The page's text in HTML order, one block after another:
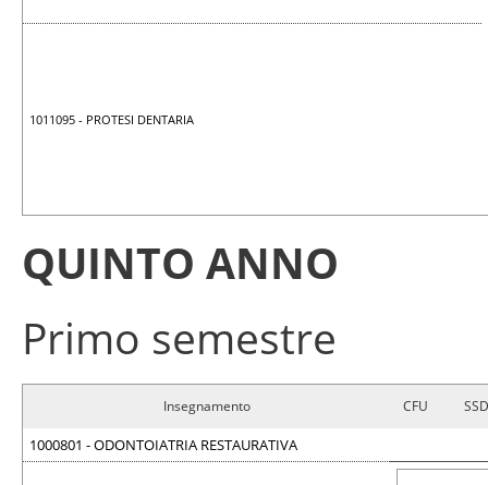
1011095 - PROTESI DENTARIA
QUINTO ANNO
Primo semestre
Insegnamento CFU SSD
1000801 - ODONTOIATRIA RESTAURATIVA